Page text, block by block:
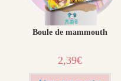
Boule de mammouth
2,39€